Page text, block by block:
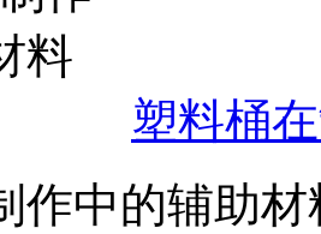
塑料桶
作中的辅助